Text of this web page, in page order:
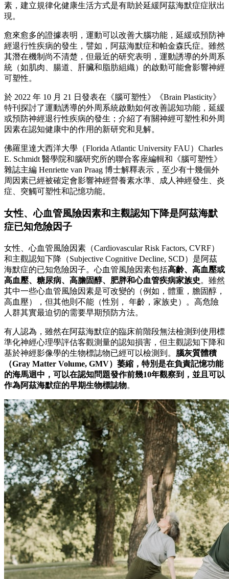
素，建立規律化健康生活方式是有助於延緩阿茲海默症症狀出
現。
愈來愈多的證據表明，運動可以改善大腦功能，延緩或預防神
經退行性疾病的發生，譬如，阿茲海默症和帕金森氏症。雖然
其潛在機制尚不清楚，但最近的研究表明，運動誘導的外周系
統（如肌肉、腸道、肝臟和脂肪組織）的啟動可能會影響神經
可塑性。
於 2022 年 10 月 21 日發表在《腦可塑性》《Brain Plasticity》
特刊探討了運動誘導的外周系統啟動如何改善認知功能，延緩
或預防神經退行性疾病的發生；介紹了有關神經可塑性和外周
因素在認知健康中的作用的新研究和見解。
佛羅里達大西洋大學（Florida Atlantic University FAU）Charles
E. Schmidt 醫學院和腦研究所的聯合客座編輯和《腦可塑性》
雜誌主編 Henriette van Praag 博士解釋表示，至少有十幾個外
周因素已經被確定會影響神經營養素水準、成人神經發生、炎
症、突觸可塑性和記憶功能。
女性、心血管風險因素和主觀認知下降是阿茲海默
症已知危險因子
女性、心血管風險因素（Cardiovascular Risk Factors, CVRF）
和主觀認知下降（Subjective Cognitive Decline, SCD）是阿茲
海默症的已知危險因子。心血管風險因素包括高齡、高血壓或
高血壓、糖尿病、高膽固醇、肥胖和心血管疾病家族史 。雖然
其中一些心血管風險因素是可改變的（例如，體重，膽固醇，
高血壓），但其他則不能（性別， 年齡，家族史）。高危險
人群其實最迫切的需要早期預防方法。
有人認為，雖然在阿茲海默症的臨床前階段無法檢測到使用標
準化神經心理學評估客觀測量的認知損害，但主觀認知下降和
基於神經影像學的生物標誌物已經可以檢測到。 腦灰質體積
（Gray Matter Volume, GMV）萎縮，特別是在負責記憶功能
的海馬迴中，可以在認知問題發作前幾10年觀察到，並且可以
作為阿茲海默症的早期生物標誌物。